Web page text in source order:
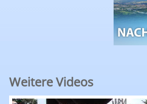
Weitere Videos